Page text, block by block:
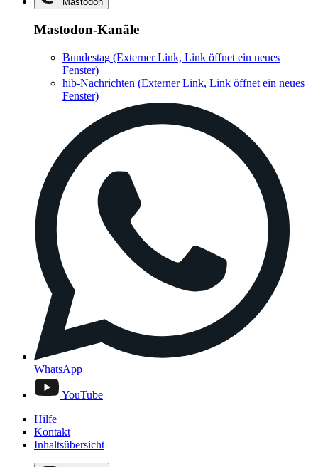
Mastodon-Kanäle
Bundestag (Externer Link, Link öffnet ein neues
Fenster)
hib-Nachrichten (Externer Link, Link öffnet ein neues
Fenster)
WhatsApp
YouTube
Hilfe
Kontakt
Inhaltsübersicht